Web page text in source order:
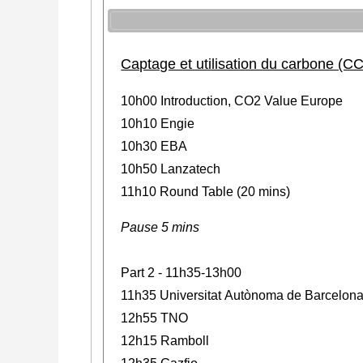
Captage et utilisation du carbone
10h00 Introduction, CO2 Value Europe
10h10 Engie
10h30 EBA
10h50 Lanzatech
11h10 Round Table (20 mins)
Pause 5 mins
Part 2 - 11h35-13h00
11h35 Universitat Autònoma de Barcelona
12h55 TNO
12h15 Ramboll